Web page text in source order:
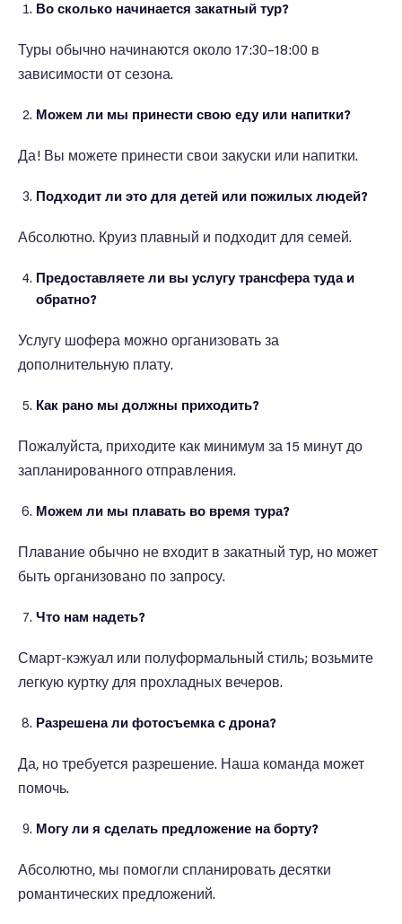
Во сколько начинается закатный тур?
Туры обычно начинаются около 17:30–18:00 в
зависимости от сезона.
Можем ли мы принести свою еду или напитки?
Да! Вы можете принести свои закуски или напитки.
Подходит ли это для детей или пожилых людей?
Абсолютно. Круиз плавный и подходит для семей.
Предоставляете ли вы услугу трансфера туда и
обратно?
Услугу шофера можно организовать за
дополнительную плату.
Как рано мы должны приходить?
Пожалуйста, приходите как минимум за 15 минут до
запланированного отправления.
Можем ли мы плавать во время тура?
Плавание обычно не входит в закатный тур, но может
быть организовано по запросу.
Что нам надеть?
Смарт-кэжуал или полуформальный стиль; возьмите
легкую куртку для прохладных вечеров.
Разрешена ли фотосъемка с дрона?
Да, но требуется разрешение. Наша команда может
помочь.
Могу ли я сделать предложение на борту?
Абсолютно, мы помогли спланировать десятки
романтических предложений.